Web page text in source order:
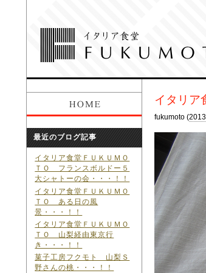
イタリア
fukumoto (
最近のブログ記事
イタリア食堂ＦＵＫＵＭＯ
ＴＯ フランスボルドー５
大シャトーの会・・・！！
イタリア食堂ＦＵＫＵＭＯ
ＴＯ ある日の風
景・・・！！
イタリア食堂ＦＵＫＵＭＯ
ＴＯ 山梨経由東京行
き・・・！！
菓子工房フクモト 山梨Ｓ
野さんの桃・・・！！